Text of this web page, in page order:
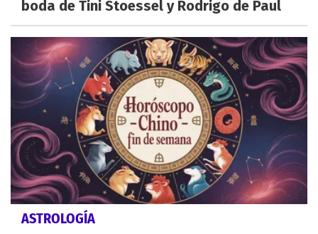
boda de Tini Stoessel y Rodrigo de Paul
ASTROLOGÍA